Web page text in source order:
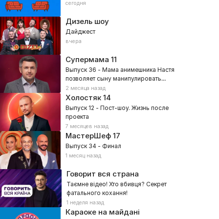
сегодня
Дизель шоу
Дайджест
вчера
Супермама 11
Выпуск 36 - Мама анимешника Настя
позволяет сыну манипулировать
собой?
2 месяца назад
Холостяк14
Выпуск 12 - Пост-шоу. Жизнь после
проекта
7 месяцев назад
МастерШеф17
Выпуск 34 - Финал
1 месяц назад
Говорит вся страна
Таємне відео! Хто вбивця? Секрет
фатального кохання!
1 неделя назад
Караоке на майдані